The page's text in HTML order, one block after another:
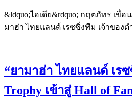
&ldquo;ไอเดีย&rdquo; กฤตภัทร เขื่
มาฮ่า ไทยแลนด์ เรซซิ่งทีม เจ้าของต
“ยามาฮ่า ไทยแลนด์ เร
Trophy เข้าสู่ Hall of